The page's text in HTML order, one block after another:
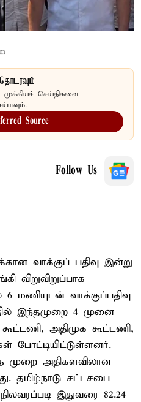
முக்கியச் செய்திகளை
Source
Follow Us
வாக்குப் பதிவு இன்று
விறுவிறுப்பாக
மணியுடன் வாக்குப்பதிவு
இந்தமுறை 4 முனை
கூட்டணி, அதிமுக கூட்டணி,
போட்டியிட்டுள்ளனர்.
முறை அதிகளவிலான
தமிழ்நாடு சட்டசபை
இதுவரை 82.24